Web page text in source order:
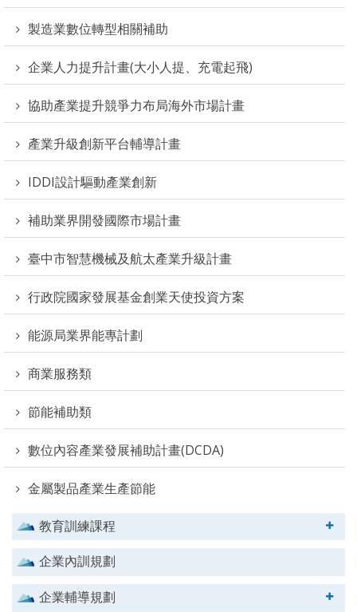
製造業數位轉型相關補助
企業人力提升計畫(大小人提、充電起飛)
協助產業提升競爭力布局海外市場計畫
產業升級創新平台輔導計畫
IDDI設計驅動產業創新
補助業界開發國際市場計畫
臺中市智慧機械及航太產業升級計畫
行政院國家發展基金創業天使投資方案
能源局業界能專計劃
商業服務類
節能補助類
數位內容產業發展補助計畫(DCDA)
金屬製品產業生產節能
教育訓練課程
企業內訓規劃
企業輔導規劃